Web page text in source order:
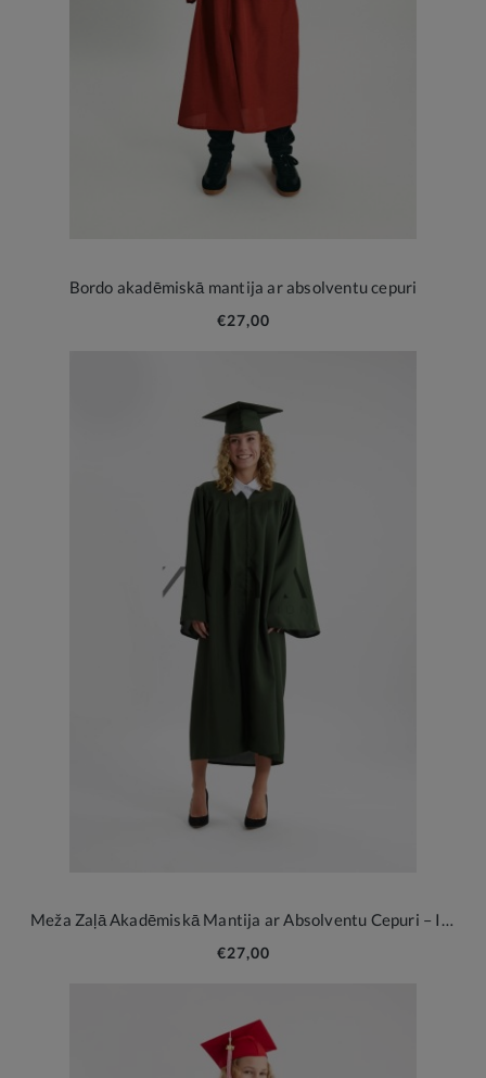
Bordo akadēmiskā mantija ar absolventu cepuri
€27,00
Meža Zaļā Akadēmiskā Mantija ar Absolventu Cepuri – Izlaiduma Komplekts
€27,00